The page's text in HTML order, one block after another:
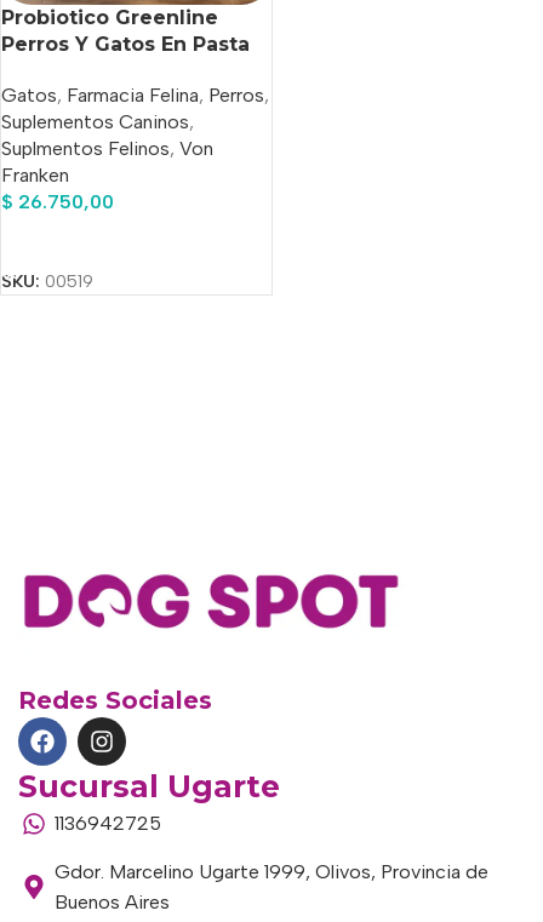
Probiotico Greenline
Perros Y Gatos En Pasta
Gatos, Farmacia Felina, Perros,
Suplementos Caninos,
Suplmentos Felinos, Von
Franken
$ 26.750,00
SKU: 00519
Redes Sociales
Sucursal Ugarte
1136942725
Gdor. Marcelino Ugarte 1999, Olivos, Provincia de
Buenos Aires